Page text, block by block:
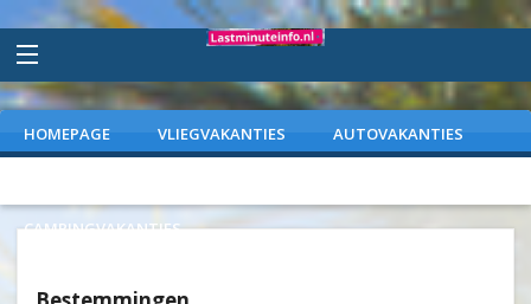
HOMEPAGE VLIEGVAKANTIES AUTOVAKANTIES
CAMPINGVAKANTIES